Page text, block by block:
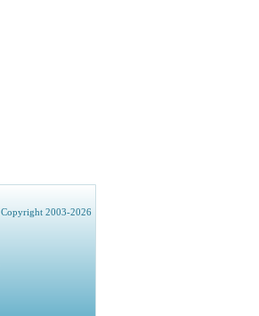
Copyright 2003-2026